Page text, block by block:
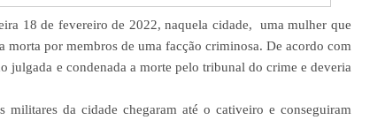
18 de fevereiro de 2022, naquela cidade, uma mulher que
morta por membros de uma facção criminosa. De acordo com
julgada e condenada a morte pelo tribunal do crime e deveria
militares da cidade chegaram até o cativeiro e conseguiram